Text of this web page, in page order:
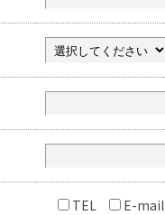
TEL E-mail